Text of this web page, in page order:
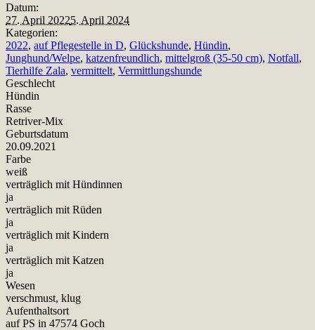
Datum:
27. April 20225. April 2024
Kategorien:
2022, auf Pflegestelle in D, Glückshunde, Hündin,
Junghund/Welpe, katzenfreundlich, mittelgroß (35-50 cm), Notfall,
Tierhilfe Zala, vermittelt, Vermittlungshunde
Geschlecht
Hündin
Rasse
Retriver-Mix
Geburtsdatum
20.09.2021
Farbe
weiß
verträglich mit Hündinnen
ja
verträglich mit Rüden
ja
verträglich mit Kindern
ja
verträglich mit Katzen
ja
Wesen
verschmust, klug
Aufenthaltsort
auf PS in 47574 Goch